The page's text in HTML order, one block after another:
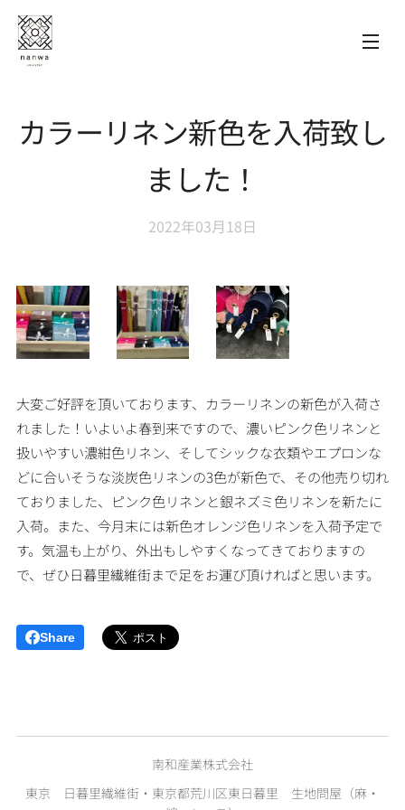
カラーリネン新色を入荷致し
ました！
2022年03月18日
大変ご好評を頂いております、カラーリネンの新色が入荷さ
れました！いよいよ春到来ですので、濃いピンク色リネンと
扱いやすい濃紺色リネン、そしてシックな衣類やエプロンな
どに合いそうな淡炭色リネンの3色が新色で、その他売り切れ
ておりました、ピンク色リネンと銀ネズミ色リネンを新たに
入荷。また、今月末には新色オレンジ色リネンを入荷予定で
す。気温も上がり、外出もしやすくなってきておりますの
で、ぜひ日暮里繊維街まで足をお運び頂ければと思います。
Share
南和産業株式会社
東京 日暮里繊維街・東京都荒川区東日暮里 生地問屋（麻・